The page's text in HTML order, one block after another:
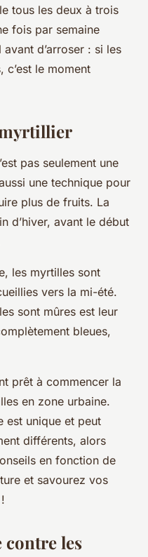
tous les deux à trois
fois par semaine
d’arroser : si les
c’est le moment
pas seulement une
une technique pour
plus de fruits. La
d’hiver, avant le début
les myrtilles sont
vers la mi-été.
sont mûres est leur
bleues,
prêt à commencer la
en zone urbaine.
est unique et peut
différents, alors
en fonction de
et savourez vos
les